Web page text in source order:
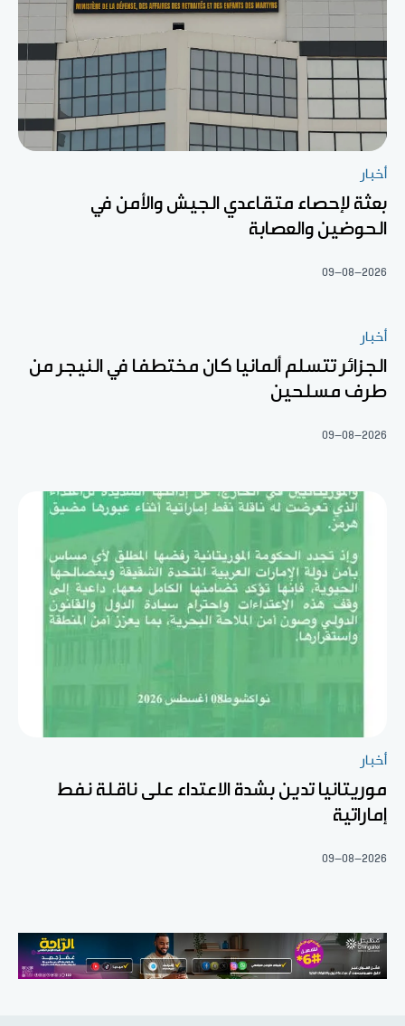
أخبار
بعثة لإحصاء متقاعدي الجيش والأمن في
الحوضين والعصابة
09-08-2026
أخبار
الجزائر تتسلم ألمانيا كان مختطفا في النيجر من
طرف مسلحين
09-08-2026
أخبار
موريتانيا تدين بشدة الاعتداء على ناقلة نفط
إماراتية
09-08-2026